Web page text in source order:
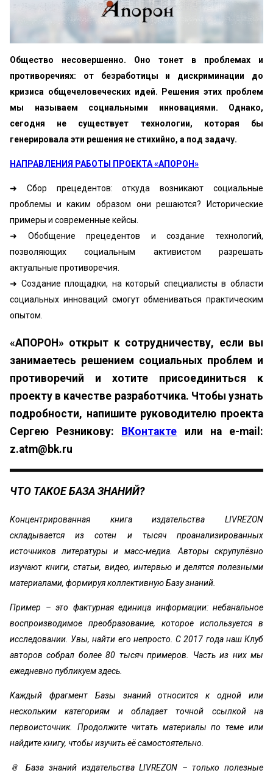
Общество несовершенно. Оно тонет в проблемах и
противоречиях: от безработицы и дискриминации до
кризиса общечеловеческих идей. Решения этих проблем
мы называем социальными инновациями. Однако,
сегодня не существует технологии, которая бы
генерировала эти решения не стихийно, а под задачу.
НАПРАВЛЕНИЯ РАБОТЫ ПРОЕКТА «АПОРОН»
➜ Сбор прецедентов: откуда возникают социальные
проблемы и каким образом они решаются? Исторические
примеры и современные кейсы.
➜ Обобщение прецедентов и создание технологий,
позволяющих социальным активистом разрешать
актуальные противоречия.
➜ Создание площадки, на который специалисты в области
социальных инноваций смогут обмениваться практическим
опытом.
«АПОРОН» открыт к сотрудничеству, если вы
занимаетесь решением социальных проблем и
противоречий и хотите присоединиться к
проекту в качестве разработчика. Чтобы узнать
подробности, напишите руководителю проекта
Сергею Резникову: ВКонтакте или на e-mail:
z.atm@bk.ru
ЧТО ТАКОЕ БАЗА ЗНАНИЙ?
Концентрированная книга издательства LIVREZON
складывается из сотен и тысяч проанализированных
источников литературы и масс-медиа. Авторы скрупулёзно
изучают книги, статьи, видео, интервью и делятся полезными
материалами, формируя коллективную Базу знаний.
Пример – это фактурная единица информации: небанальное
воспроизводимое преобразование, которое используется в
исследовании. Увы, найти его непросто. С 2017 года наш Клуб
авторов собрал более 80 тысяч примеров. Часть из них мы
ежедневно публикуем здесь.
Каждый фрагмент Базы знаний относится к одной или
нескольким категориям и обладает точной ссылкой на
первоисточник. Продолжите читать материалы по теме или
найдите книгу, чтобы изучить её самостоятельно.
📎 База знаний издательства LIVREZON – только полезные